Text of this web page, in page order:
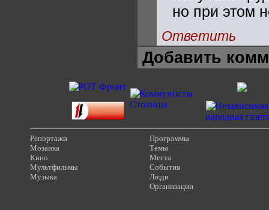
но при этом
Ответить
Добавить
Репортажи
Мозаика
Кино
Мультфильмы
Музыка
Программы
Темы
Места
События
Люди
Организации